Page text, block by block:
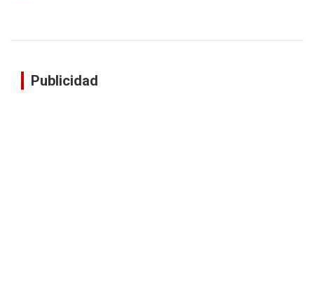
Publicidad